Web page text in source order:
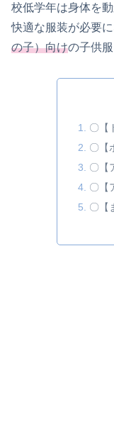
校低学年は身体を
快適な服装が必要
の子）向けの子供
〇【
〇【
〇【
〇【
〇【